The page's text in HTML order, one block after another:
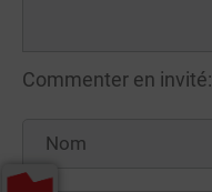
Commenter en invité: